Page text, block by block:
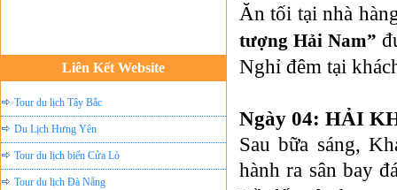
Liên Kết Website
Du lịch quốc tế Ánh Sao Mới
Du Lịch Hưng Yên
Tour du lịch biển Cửa Lò
Tour du lịch Đà Nẵng
Ăn tối tại nhà
tượng Hải Nam”
Nghỉ đêm tại
Ngày 04: HẢI
Sau bữa sáng,
hành ra sân bay